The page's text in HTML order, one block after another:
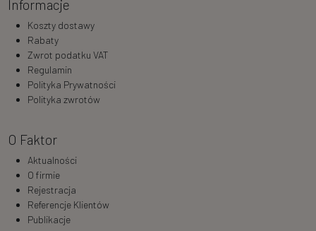
Informacje
Koszty dostawy
Rabaty
Zwrot podatku VAT
Regulamin
Polityka Prywatności
Polityka zwrotów
O Faktor
Aktualności
O firmie
Rejestracja
Referencje Klientów
Publikacje